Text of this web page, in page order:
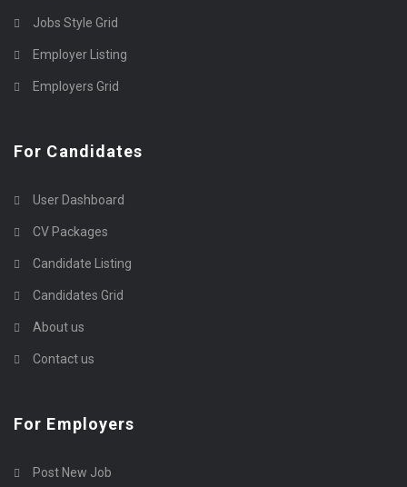
Jobs Style Grid
Employer Listing
Employers Grid
For Candidates
User Dashboard
CV Packages
Candidate Listing
Candidates Grid
About us
Contact us
For Employers
Post New Job